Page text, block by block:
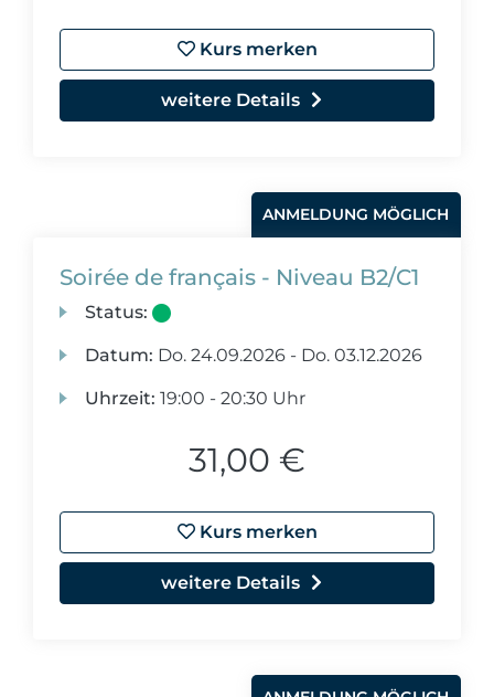
Kurs merken
weitere Details
ANMELDUNG MÖGLICH
Soirée de français - Niveau B2/C1
Status:
Datum: Do. 24.09.2026 - Do. 03.12.2026
Uhrzeit: 19:00 - 20:30 Uhr
31,00 €
Kurs merken
weitere Details